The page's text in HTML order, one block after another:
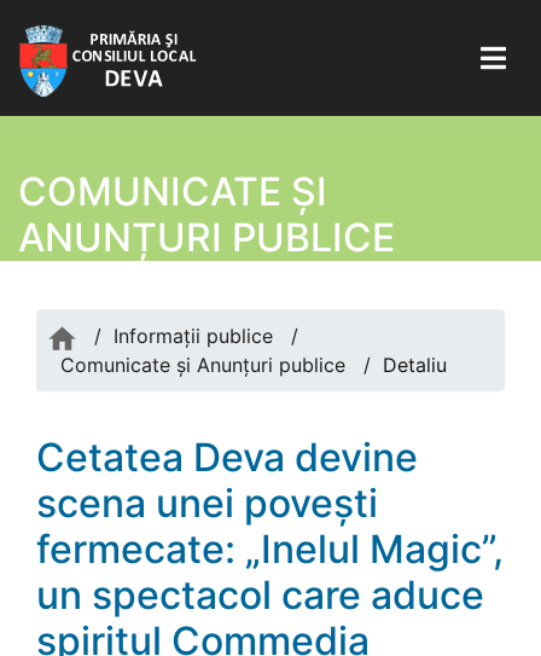
COMUNICATE ŞI
ANUNȚURI PUBLICE
/ Informații publice
/
Comunicate şi Anunțuri publice
/ Detaliu
Cetatea Deva devine
scena unei povești
fermecate: „Inelul Magic”,
un spectacol care aduce
spiritul Commedia